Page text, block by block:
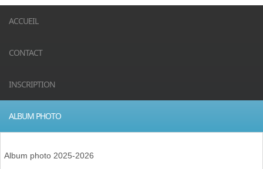
ACCUEIL
CONTACT
INSCRIPTION
ALBUM PHOTO
Album photo 2025-2026